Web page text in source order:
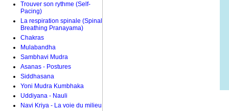
Trouver son rythme (Self-
Pacing)
La respiration spinale (Spinal
Breathing Pranayama)
Chakras
Mulabandha
Sambhavi Mudra
Asanas - Postures
Siddhasana
Yoni Mudra Kumbhaka
Uddiyana - Nauli
Navi Kriya - La voie du milieu